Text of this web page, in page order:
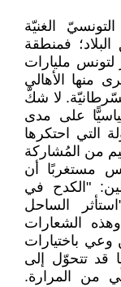
الغنيّة
فمنطقة
مليارات
منها الأهالي
لا شكّ
على مدى
التي احتكرها
من المُشاركة
مستغربًا أن
"الكدح في
الساحل
الشعارات
باختيارات
قد تتحوّل إلى
من المرارة.